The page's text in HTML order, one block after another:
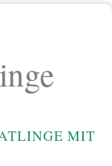
MIT